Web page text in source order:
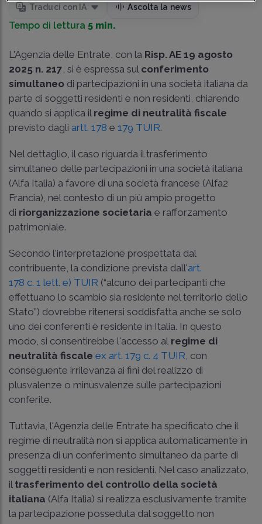
Traduci con IA Ascolta la news
Tempo di lettura 5 min.
L'Agenzia delle Entrate, con la Risp. AE 19 agosto
2025 n. 217 , si è espressa sul conferimento
simultaneo di partecipazioni in una società italiana da
parte di soggetti residenti e non residenti, chiarendo
quando si applica il regime di neutralità fiscale
previsto dagli artt. 178 e 179 TUIR.
Nel dettaglio, il caso riguarda il trasferimento
simultaneo delle partecipazioni in una società italiana
(Alfa Italia) a favore di una società francese (Alfa2
Francia), nel contesto di un più ampio progetto
di riorganizzazione societaria e rafforzamento
patrimoniale.
Secondo l'interpretazione prospettata dal
contribuente, la condizione prevista dall'art.
178 c. 1 lett. e) TUIR (“alcuno dei partecipanti che
effettuano lo scambio sia residente nel territorio dello
Stato”) dovrebbe ritenersi soddisfatta anche se solo
uno dei conferenti è residente in Italia. In questo
modo, si consentirebbe l'accesso al regime di
neutralità fiscale ex art. 179 c. 4 TUIR , con
conseguente irrilevanza ai fini del realizzo di
plusvalenze o minusvalenze sulle partecipazioni
conferite.
Tuttavia, l'Agenzia delle Entrate ha specificato che il
regime di neutralità non si applica automaticamente in
presenza di un conferimento simultaneo da parte di
soggetti residenti e non residenti. Nel caso analizzato,
il trasferimento del controllo della società
italiana (Alfa Italia) si realizza esclusivamente tramite
la partecipazione posseduta dal soggetto non